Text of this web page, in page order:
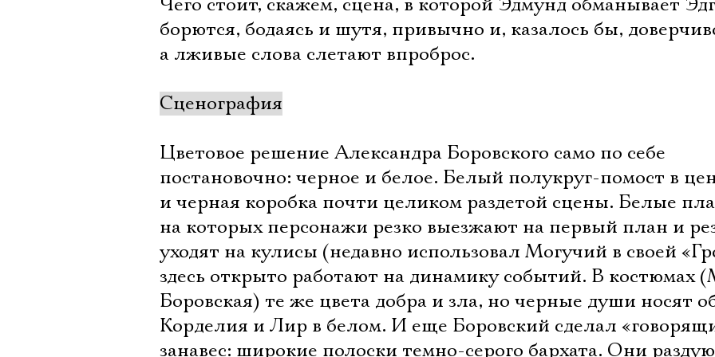
Чего стоит, скажем, сцена, в которой Эдмунд обманывает
борются, бодаясь и шутя, привычно и, казалось бы,
а лживые слова слетают впроброс.
Сценография
Цветовое решение Александра Боровского само по себе
постановочно: черное и белое. Белый полукруг-помост в
и черная коробка почти целиком раздетой сцены. Белые
на которых персонажи резко выезжают на первый план и
уходят на кулисы (недавно использовал Могучий в своей
здесь открыто работают на динамику событий. В костюмах
Боровская) те же цвета добра и зла, но черные души носят
Корделия и Лир в белом. И еще Боровский сделал
занавес: широкие полоски темно-серого бархата. Они